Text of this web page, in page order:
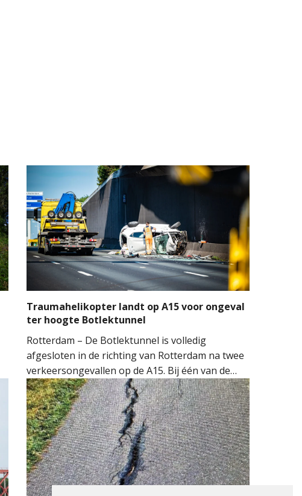
Traumahelikopter landt op A15 voor ongeval
ter hoogte Botlektunnel
Rotterdam – De Botlektunnel is volledig
afgesloten in de richting van Rotterdam na twee
verkeersongevallen op de A15. Bij één van de
ongevallen sloeg een auto over de kop.
Hulpdiensten kwamen massaal ter plaatse.
Meerdere ambulances, de brandweer en het
Mobiel Medisch Team (MMT) werden ingezet. De
traumahelikopter landde op de snelweg om
medische assistentie te verlenen.